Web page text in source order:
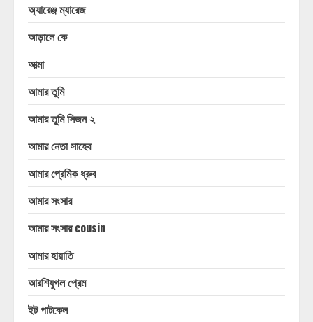
অ্যারেঞ্জ ম্যারেজ
আড়ালে কে
আত্মা
আমার তুমি
আমার তুমি সিজন ২
আমার নেতা সাহেব
আমার প্রেমিক ধ্রুব
আমার সংসার
আমার সংসার cousin
আমার হায়াতি
আরশিযুগল প্রেম
ইট পাটকেল